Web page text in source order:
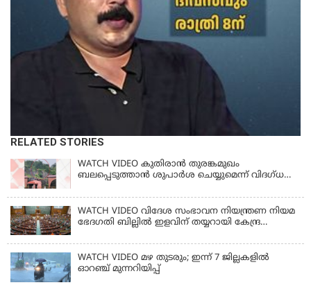
RELATED STORIES
WATCH VIDEO കുതിരാൻ തുരങ്കമുഖം
ബലപ്പെടുത്താൻ ശുപാർശ ചെയ്യുമെന്ന് വിദഗ്ധ
WATCH VIDEO വിദേശ സംഭാവന നിയന്ത്രണ നിയമ
ഭേദഗതി ബില്ലില്‍ ഇളവിന് തയ്യറായി കേന്ദ്ര
WATCH VIDEO മഴ തുടരും; ഇന്ന് 7 ജില്ലകളിൽ
ഓറഞ്ച് മുന്നറിയിപ്പ്